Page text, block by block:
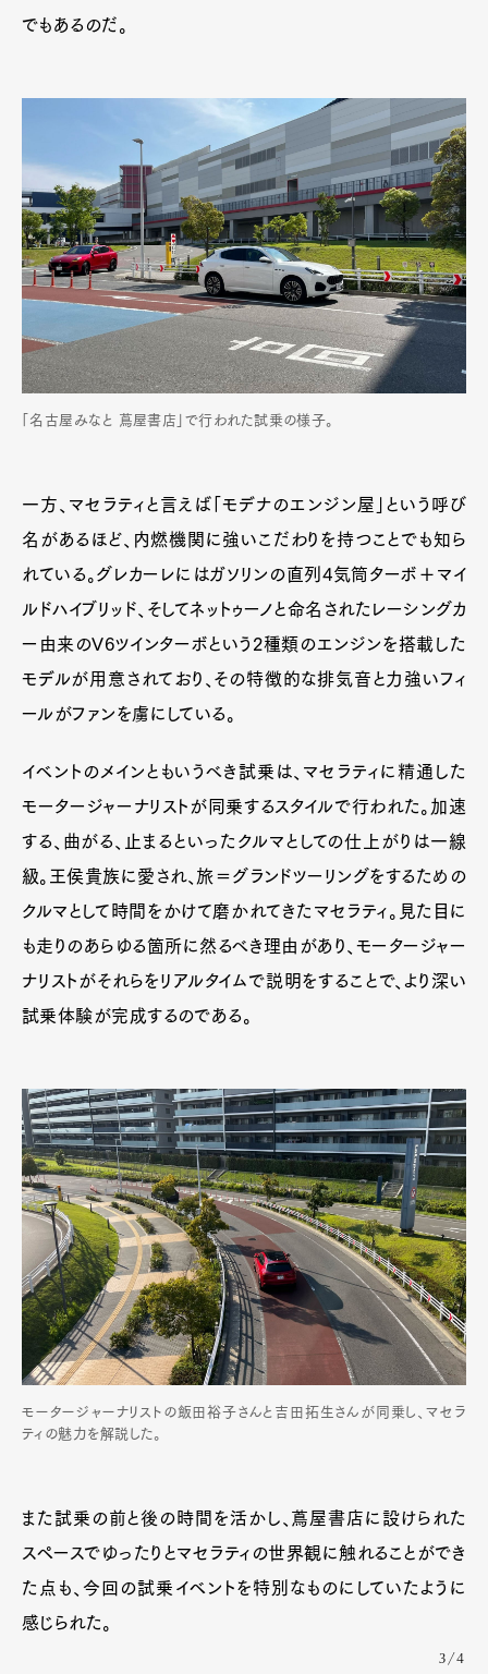
でもあるのだ。
「名古屋みなと 蔦屋書店」で行われた試乗の様子。
一方、マセラティと言えば「モデナのエンジン屋」という呼び
名があるほど、内燃機関に強いこだわりを持つことでも知ら
れている。グレカーレにはガソリンの直列4気筒ターボ＋マイ
ルドハイブリッド、そしてネットゥーノと命名されたレーシングカ
ー由来のV6ツインターボという2種類のエンジンを搭載した
モデルが用意されており、その特徴的な排気音と力強いフィ
ールがファンを虜にしている。
イベントのメインともいうべき試乗は、マセラティに精通した
モータージャーナリストが同乗するスタイルで行われた。加速
する、曲がる、止まるといったクルマとしての仕上がりは一線
級。王侯貴族に愛され、旅＝グランドツーリングをするための
クルマとして時間をかけて磨かれてきたマセラティ。見た目に
も走りのあらゆる箇所に然るべき理由があり、モータージャー
ナリストがそれらをリアルタイムで説明をすることで、より深い
試乗体験が完成するのである。
モータージャーナリストの飯田裕子さんと吉田拓生さんが同乗し、マセラ
ティの魅力を解説した。
また試乗の前と後の時間を活かし、蔦屋書店に設けられた
スペースでゆったりとマセラティの世界観に触れることができ
た点も、今回の試乗イベントを特別なものにしていたように
感じられた。
3/4